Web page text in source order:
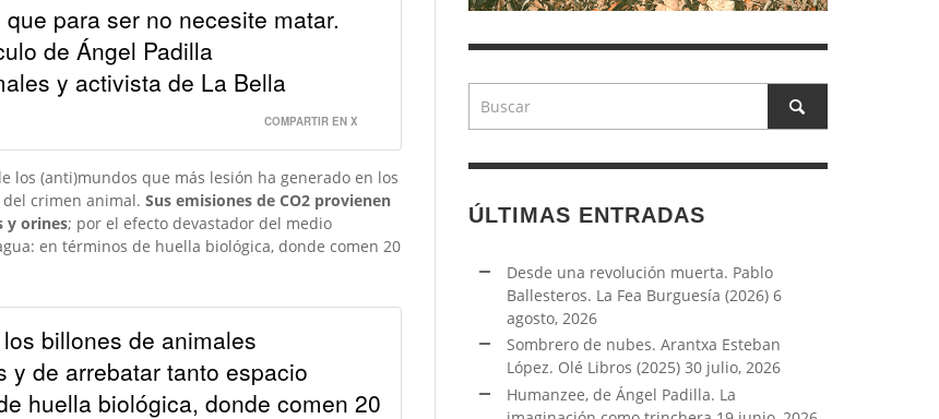
para ser no necesite matar.
de Ángel Padilla
y activista de La Bella
COMPARTIR EN X
los (anti)mundos que más lesión ha generado en los
del crimen animal. Sus emisiones de CO2 provienen
y orines; por el efecto devastador del medio
en términos de huella biológica, donde comen 20
billones de animales
y de arrebatar tanto espacio
huella biológica, donde comen 20
ÚLTIMAS ENTRADAS
Desde una revolución muerta. Pablo
Ballesteros. La Fea Burguesía (2026) 6
agosto, 2026
Sombrero de nubes. Arantxa Esteban
López. Olé Libros (2025) 30 julio, 2026
Humanzee, de Ángel Padilla. La